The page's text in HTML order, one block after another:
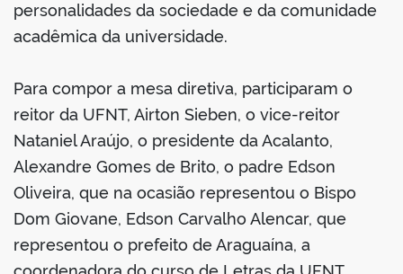
personalidades da sociedade e da comunidade
acadêmica da universidade.
Para compor a mesa diretiva, participaram o
reitor da UFNT, Airton Sieben, o vice-reitor
Nataniel Araújo, o presidente da Acalanto,
Alexandre Gomes de Brito, o padre Edson
Oliveira, que na ocasião representou o Bispo
Dom Giovane, Edson Carvalho Alencar, que
representou o prefeito de Araguaína, a